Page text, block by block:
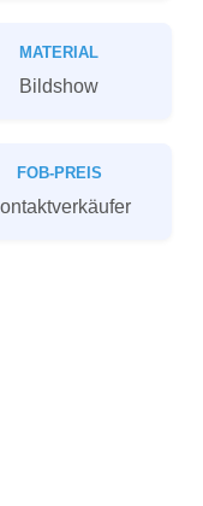
MATERIAL
Bildshow
FOB-PREIS